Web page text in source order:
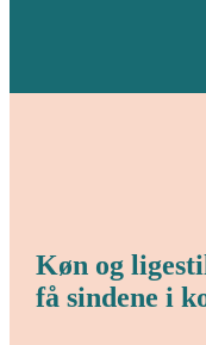
Køn og
få sindene i